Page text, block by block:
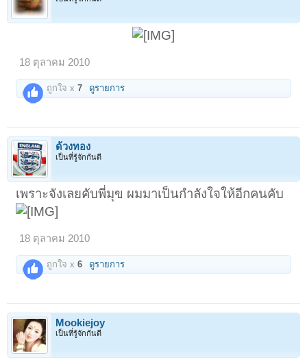
18 ตุลาคม 2010
ถูกใจ x7 ดูรายการ
ด้วงทอง
เป็นที่รู้จักกันดี
เพราะจังเลยคับพี่มุข ผมมาเป็นกำลังใจให้อีกคนคับ
18 ตุลาคม 2010
ถูกใจ x6 ดูรายการ
Mookiejoy
เป็นที่รู้จักกันดี